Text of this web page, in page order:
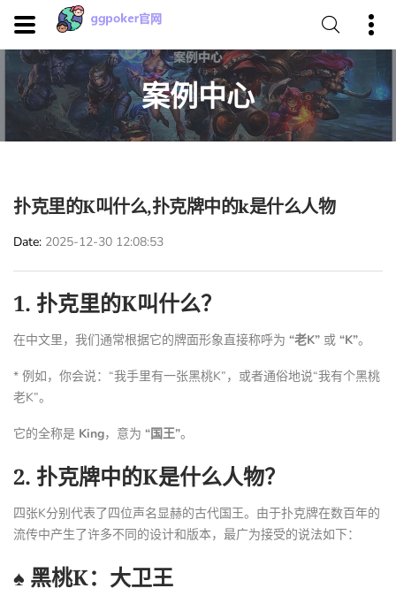
案例中心
扑克里的K叫什么,扑克牌中的k是什么人物
Date 2025-12-30 12:08:53
1. 扑克里的K叫什么？
在中文里，我们通常根据它的牌面形象直接称呼为 “老K” 或 “K”。
* 例如，你会说：“我手里有一张黑桃K”，或者通俗地说“我有个黑桃
老K”。
它的全称是 King，意为 “国王”。
2. 扑克牌中的K是什么人物？
四张K分别代表了四位声名显赫的古代国王。由于扑克牌在数百年的
流传中产生了许多不同的设计和版本，最广为接受的说法如下：
♠ 黑桃K：大卫王